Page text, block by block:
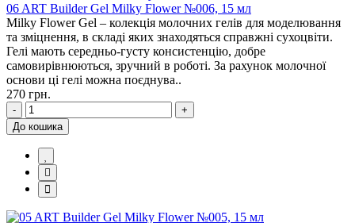
06 ART Builder Gel Milky Flower №006, 15 мл
Milky Flower Gel – колекція молочних гелів для моделювання
та зміцнення, в складі яких знаходяться справжні сухоцвіти.
Гелі мають середньо-густу консистенцію, добре
самовирівнюються, зручний в роботі. За рахунок молочної
основи ці гелі можна поєднува..
270 грн.
-
+
До кошика